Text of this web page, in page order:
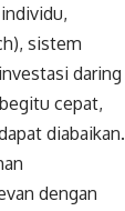
sistem
daring
cepat,
diabaikan.
dengan